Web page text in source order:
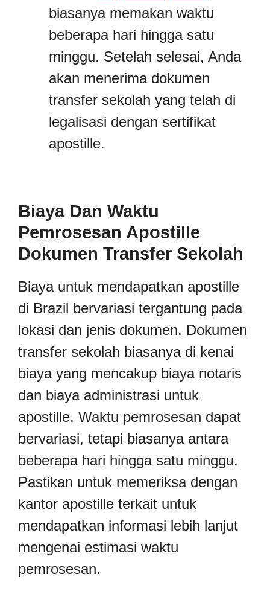
biasanya memakan waktu
beberapa hari hingga satu
minggu. Setelah selesai, Anda
akan menerima dokumen
transfer sekolah yang telah di
legalisasi dengan sertifikat
apostille.
Biaya Dan Waktu
Pemrosesan Apostille
Dokumen Transfer Sekolah
Biaya untuk mendapatkan apostille
di Brazil bervariasi tergantung pada
lokasi dan jenis dokumen. Dokumen
transfer sekolah biasanya di kenai
biaya yang mencakup biaya notaris
dan biaya administrasi untuk
apostille. Waktu pemrosesan dapat
bervariasi, tetapi biasanya antara
beberapa hari hingga satu minggu.
Pastikan untuk memeriksa dengan
kantor apostille terkait untuk
mendapatkan informasi lebih lanjut
mengenai estimasi waktu
pemrosesan.